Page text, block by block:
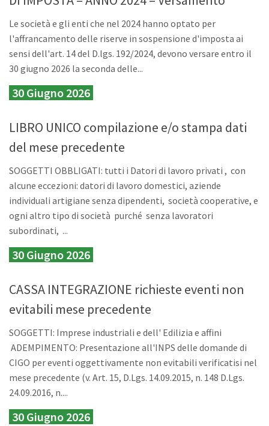
Le società e gli enti che nel 2024 hanno optato per
l'affrancamento delle riserve in sospensione d'imposta ai
sensi dell'art. 14 del D.lgs. 192/2024, devono versare entro il
30 giugno 2026 la seconda delle...
30 Giugno 2026
LIBRO UNICO compilazione e/o stampa dati
del mese precedente
SOGGETTI OBBLIGATI: tutti i Datori di lavoro privati , con
alcune eccezioni: datori di lavoro domestici, aziende
individuali artigiane senza dipendenti, società cooperative, e
ogni altro tipo di società purché senza lavoratori
subordinati, ...
30 Giugno 2026
CASSA INTEGRAZIONE richieste eventi non
evitabili mese precedente
SOGGETTI: Imprese industriali e dell' Edilizia e affini
ADEMPIMENTO: Presentazione all'INPS delle domande di
CIGO per eventi oggettivamente non evitabili verificatisi nel
mese precedente (v. Art. 15, D.Lgs. 14.09.2015, n. 148 D.Lgs.
24.09.2016, n....
30 Giugno 2026